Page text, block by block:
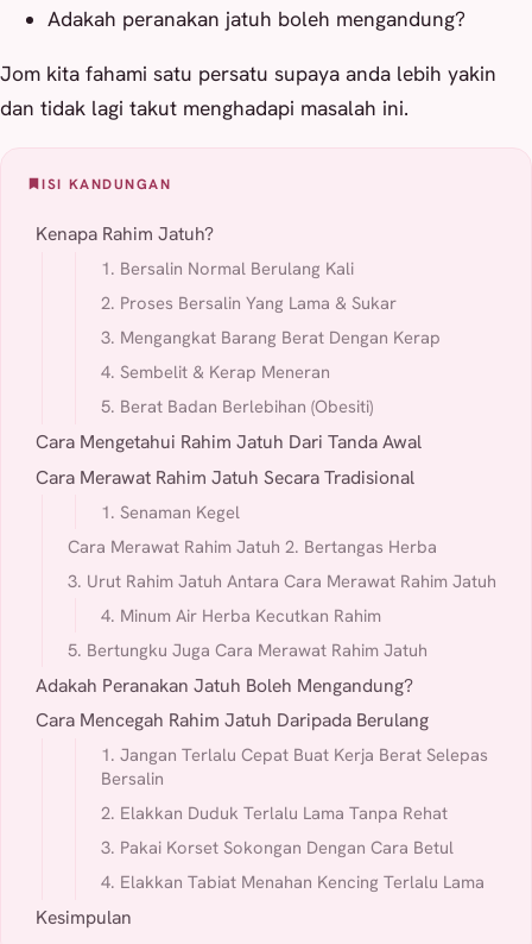
Adakah peranakan jatuh boleh mengandung?
Jom kita fahami satu persatu supaya anda lebih yakin
dan tidak lagi takut menghadapi masalah ini.
ISI KANDUNGAN
Kenapa Rahim Jatuh?
1. Bersalin Normal Berulang Kali
2. Proses Bersalin Yang Lama & Sukar
3. Mengangkat Barang Berat Dengan Kerap
4. Sembelit & Kerap Meneran
5. Berat Badan Berlebihan (Obesiti)
Cara Mengetahui Rahim Jatuh Dari Tanda Awal
Cara Merawat Rahim Jatuh Secara Tradisional
1. Senaman Kegel
Cara Merawat Rahim Jatuh 2. Bertangas Herba
3. Urut Rahim Jatuh Antara Cara Merawat Rahim Jatuh
4. Minum Air Herba Kecutkan Rahim
5. Bertungku Juga Cara Merawat Rahim Jatuh
Adakah Peranakan Jatuh Boleh Mengandung?
Cara Mencegah Rahim Jatuh Daripada Berulang
1. Jangan Terlalu Cepat Buat Kerja Berat Selepas
Bersalin
2. Elakkan Duduk Terlalu Lama Tanpa Rehat
3. Pakai Korset Sokongan Dengan Cara Betul
4. Elakkan Tabiat Menahan Kencing Terlalu Lama
Kesimpulan